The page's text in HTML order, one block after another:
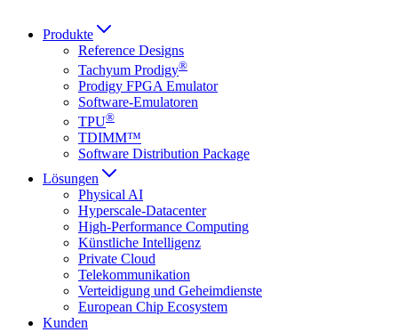
Produkte
Reference Designs
Tachyum Prodigy®
Prodigy FPGA Emulator
Software-Emulatoren
TPU®
TDIMM™
Software Distribution Package
Lösungen
Physical AI
Hyperscale-Datacenter
High-Performance Computing
Künstliche Intelligenz
Private Cloud
Telekommunikation
Verteidigung und Geheimdienste
European Chip Ecosystem
Kunden